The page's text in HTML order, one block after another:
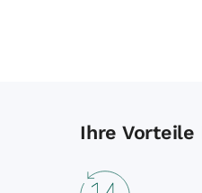
Ihre